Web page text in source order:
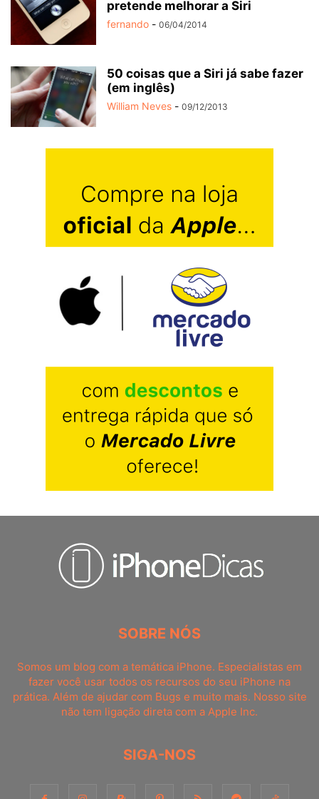
pretende melhorar a Siri
fernando - 06/04/2014
50 coisas que a Siri já sabe fazer
(em inglês)
William Neves - 09/12/2013
SOBRE NÓS
Somos um blog com a temática iPhone. Especialistas em
fazer você usar todos os recursos do seu iPhone na
prática. Além de ajudar com Bugs e muito mais. Nosso site
não tem ligação direta com a Apple Inc.
SIGA-NOS